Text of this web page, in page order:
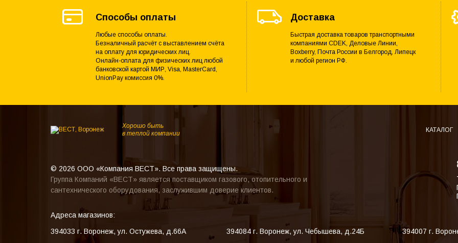
Способы оплаты
Любые способы оплаты.
Безналичный расчёт с выставлением счёта
на оплату для юридических лиц.
Онлайн-оплата для физических лиц любой
банковской картой МИР, Visa, MasterCard,
UnionPay комиссия 0%.
Доставка
Быстрая доставка товаров транспортными
компаниями CDEK, Деловые Линии,
Boxberry, Почта России в Белгород, Липецк
и любой регион РФ.
Хорошо быть
в теплой компании
КАТАЛОГ
© 2026 ООО «Компания ВЕСТ». Все права защищены.
Группа Компаний «ВЕСТ» является поставщиком газового, отопительного и
сантехнического оборудования, заслужившим доверие клиентов.
Адреса магазинов:
394033 г. Воронеж,ул. Остужева, д.66А 394084 г. Воронеж,ул. Чебышева, д.24Б 394007 г.